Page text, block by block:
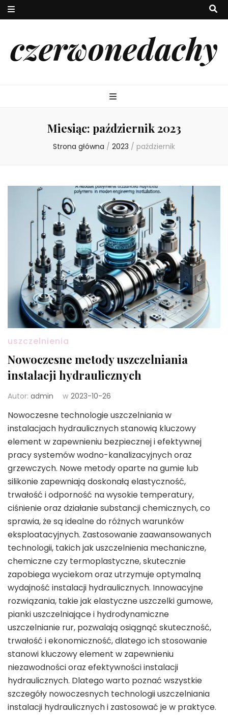
czerwonedachy
Miesiąc: październik 2023
Strona główna / 2023 / październik
uszczelnienia
Nowoczesne metody uszczelniania
instalacji hydraulicznych
Autor: admin w 2023-10-26
Nowoczesne technologie uszczelniania w
instalacjach hydraulicznych stanowią kluczowy
element w zapewnieniu bezpiecznej i efektywnej
pracy systemów wodno-kanalizacyjnych oraz
grzewczych. Nowe metody oparte na gumie lub
silikonie zapewniają doskonałą elastyczność,
trwałość i odporność na wysokie temperatury,
ciśnienie oraz działanie substancji chemicznych, co
sprawia, że są idealne do różnych warunków
eksploatacyjnych. Zastosowanie zaawansowanych
technologii, takich jak uszczelnienia mechaniczne,
chemiczne czy termoplastyczne, skutecznie
zapobiega wyciekom oraz utrzymuje optymalną
wydajność instalacji hydraulicznych. Innowacyjne
rozwiązania, takie jak elastyczne uszczelki gumowe,
pianki uszczelniające i hydrodynamiczne
uszczelnianie rur, pozwalają osiągnąć skuteczność,
trwałość i ekonomiczność, dlatego ich stosowanie
stanowi kluczowy element w zapewnieniu
niezawodności oraz efektywności instalacji
hydraulicznych. Dlatego warto poznać wszystkie
szczegóły nowoczesnych technologii uszczelniania
instalacji hydraulicznych i zastosować je w praktyce.